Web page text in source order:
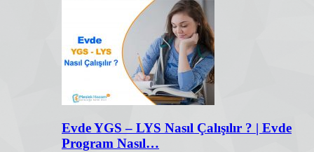
Evde YGS – LYS Nasıl Çalışılır ? | Evde
Program Nasıl…